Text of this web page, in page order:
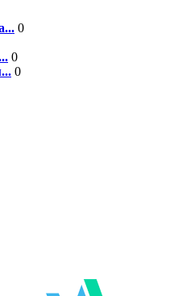
0
0
0